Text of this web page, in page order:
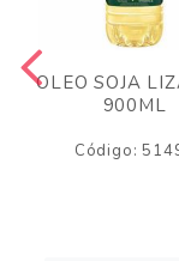
OLEO SOJA
900ML
Código: